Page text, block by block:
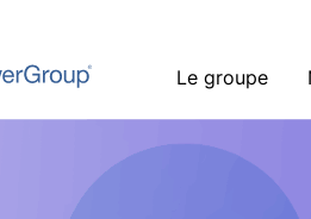
Le groupe